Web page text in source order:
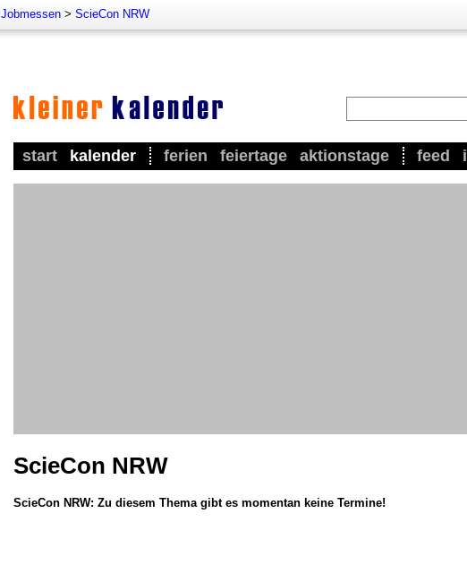
Jobmessen > ScieCon NRW
start kalender ferien feiertage aktionstage feed
ScieCon NRW
ScieCon NRW: Zu diesem Thema gibt es momentan keine Termine!